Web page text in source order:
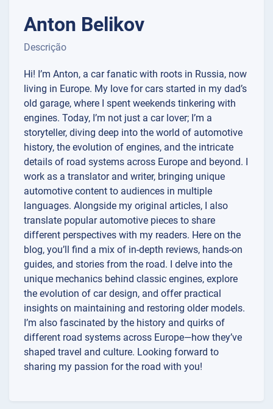
Anton Belikov
Descrição
Hi! I’m Anton, a car fanatic with roots in Russia, now
living in Europe. My love for cars started in my dad’s
old garage, where I spent weekends tinkering with
engines. Today, I’m not just a car lover; I’m a
storyteller, diving deep into the world of automotive
history, the evolution of engines, and the intricate
details of road systems across Europe and beyond. I
work as a translator and writer, bringing unique
automotive content to audiences in multiple
languages. Alongside my original articles, I also
translate popular automotive pieces to share
different perspectives with my readers. Here on the
blog, you’ll find a mix of in-depth reviews, hands-on
guides, and stories from the road. I delve into the
unique mechanics behind classic engines, explore
the evolution of car design, and offer practical
insights on maintaining and restoring older models.
I’m also fascinated by the history and quirks of
different road systems across Europe—how they’ve
shaped travel and culture. Looking forward to
sharing my passion for the road with you!